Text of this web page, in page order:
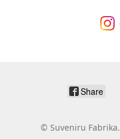
Share
© Suveniru